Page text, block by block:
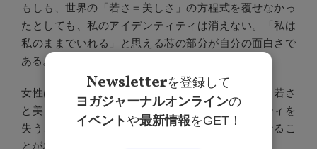
もしも、世界の「若さ＝美しさ」の方程式を覆せなかっ
たとしても、私のアイデンティティは消えない。「私は
私のままでいれる」と思える芯の部分が自分の面白さで
ある。
女性は、人生の中で結婚したり、母親になったり、若さ
と美しさの資産が暴落したりして、アイデンティティを
失うことが多い人生なのではないかな、と不安になるこ
とがある。
Newsletterを登録して
ヨガジャーナルオンラインの
イベントや最新情報をGET！